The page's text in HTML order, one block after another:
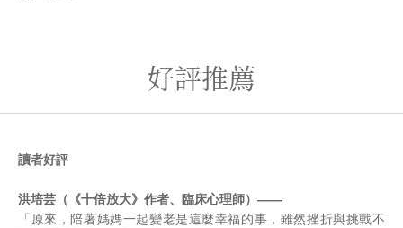
好評推薦
讀者好評
洪培芸（《十倍放大》作者、臨床心理師）——
「原來，陪著媽媽一起變老是這麼幸福的事，雖然挫折與挑戰不